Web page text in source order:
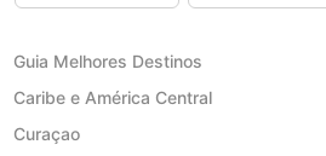
Guia Melhores Destinos
Caribe e América Central
Curaçao